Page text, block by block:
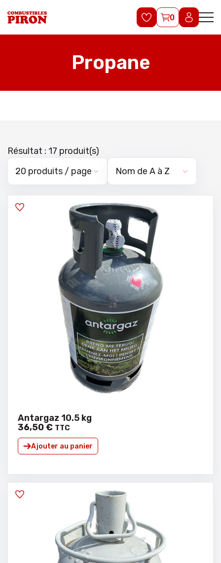
0
Propane
Résultat : 17 produit(s)
Antargaz 10.5 kg
36,50€ TTC
Ajouter au panier